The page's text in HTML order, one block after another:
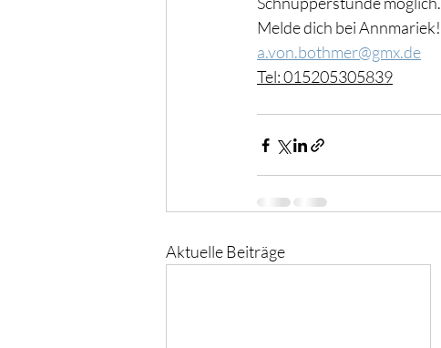
Melde dich bei Annmariek!
a.von.bothmer@gmx.de
Tel: 015205305839
Aktuelle Beiträge